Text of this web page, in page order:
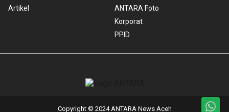
Artikel
ANTARA Foto
Korporat
PPID
Copyright © 2024 ANTARA News Aceh